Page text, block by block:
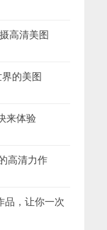
高清美图
的美图
来体验
高清力作
品，让你一次